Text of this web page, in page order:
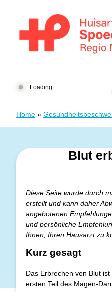
Loading
Home »
Blut
Diese Seite wurde durch
erstellt und kann daher
angebotenen
und persönliche
Ihnen, Ihren Hausarzt zu
Kurz gesagt
Das Erbrechen von Blut
ersten Teil des Magen-